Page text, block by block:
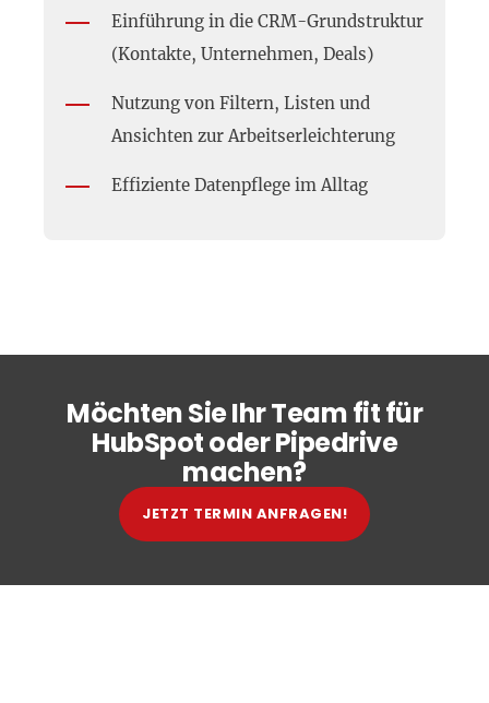
Einführung in die CRM-Grundstruktur
(Kontakte, Unternehmen, Deals)
Nutzung von Filtern, Listen und
Ansichten zur Arbeitserleichterung
Effiziente Datenpflege im Alltag
Möchten Sie Ihr Team fit für
HubSpot oder Pipedrive
machen?
JETZT TERMIN ANFRAGEN!